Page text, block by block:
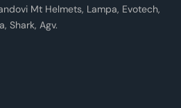
Mt Helmets, Lampa, Evotech,
Shark, Agv.